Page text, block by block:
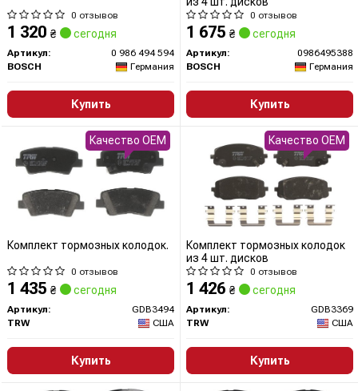
0 отзывов
1 320 ₴ сегодня
Артикул:
0 986 494 594
BOSCH
Германия
Купить
0 отзывов
1 675 ₴ сегодня
Артикул:
0986495388
BOSCH
Германия
Купить
Комплект тормозных колодок.
0 отзывов
1 435 ₴ сегодня
Артикул:
GDB3494
TRW
США
Купить
Качество OEM
Комплект тормозных колодок
из 4 шт. дисков
0 отзывов
1 426 ₴ сегодня
Артикул:
GDB3369
TRW
США
Купить
Качество OEM